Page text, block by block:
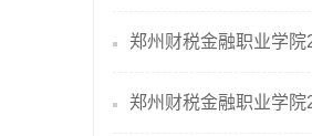
郑州财税金融职业学
郑州财税金融职业学